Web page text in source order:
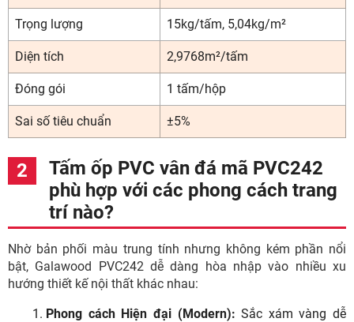
Trọng lượng 15kg/tấm, 5,04kg/m²
Diện tích 2,9768m²/tấm
Đóng gói 1 tấm/hộp
Sai số tiêu chuẩn ±5%
Tấm ốp PVC vân đá mã PVC242
phù hợp với các phong cách trang
trí nào?
Nhờ bản phối màu trung tính nhưng không kém phần nổi
bật, Galawood PVC242 dễ dàng hòa nhập vào nhiều xu
hướng thiết kế nội thất khác nhau:
Phong cách Hiện đại (Modern):Sắc xám vàng dễ